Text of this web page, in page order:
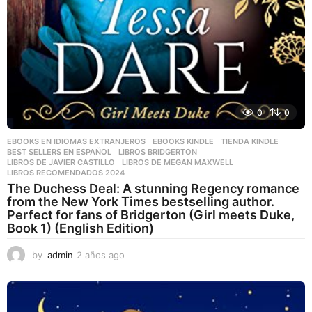
0 0
EBOOKS EN IDIOMAS EXTRANJEROS ,EBOOKS KINDLE ,TIENDA KINDLE
BEST SELLERS EN ESPAÑOL
,LIBROS BRIDGERTON
LIBROS DE JAVIER CASTILLO
,LIBROS DE MEGAN MAXWELL
LIBROS RECOMENDADOS 2024
The Duchess Deal: A stunning Regency romance
from the New York Times bestselling author.
Perfect for fans of Bridgerton (Girl meets Duke,
Book 1) (English Edition)
by admin 2 años ago
ñ
s